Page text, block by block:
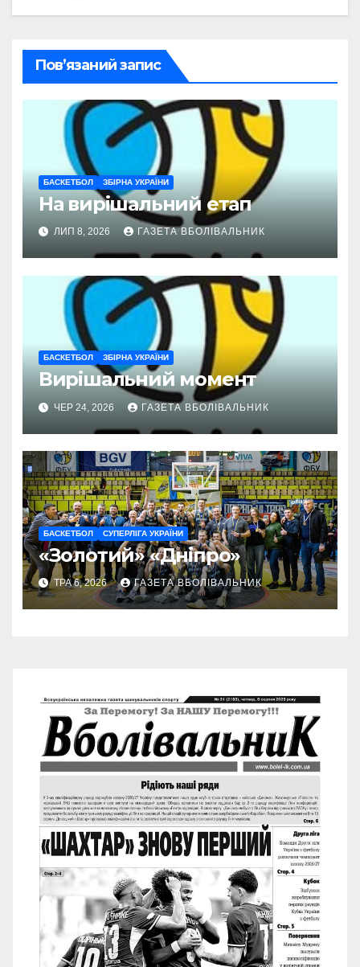
Пов’язаний запис
БАСКЕТБОЛ ЗБІРНА УКРАЇНИ
На вирішальний етап
ЛИП 8, 2026 ГАЗЕТА ВБОЛІВАЛЬНИК
БАСКЕТБОЛ ЗБІРНА УКРАЇНИ
Вирішальний момент
ЧЕР 24, 2026 ГАЗЕТА ВБОЛІВАЛЬНИК
БАСКЕТБОЛ СУПЕРЛІГА УКРАЇНИ
«Золотий» «Дніпро»
ТРА 6, 2026 ГАЗЕТА ВБОЛІВАЛЬНИК